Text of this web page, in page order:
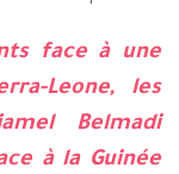
face à une
Leone, les
Belmadi
à la Guinée